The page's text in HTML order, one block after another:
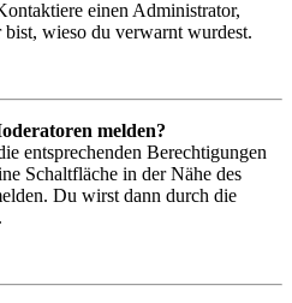
einen Administrator,
wieso du verwarnt wurdest.
melden?
entsprechenden Berechtigungen
Schaltfläche in der Nähe des
Du wirst dann durch die